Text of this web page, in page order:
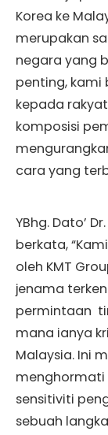
Korea ke
merupakan
negara yang
penting, kami
kepada
komposisi
cara yang
YBhg. Dato’
berkata,
oleh KMT
jenama
permintaan
mana ianya
Malaysia. Ini
menghormati
sensitiviti
sebuah